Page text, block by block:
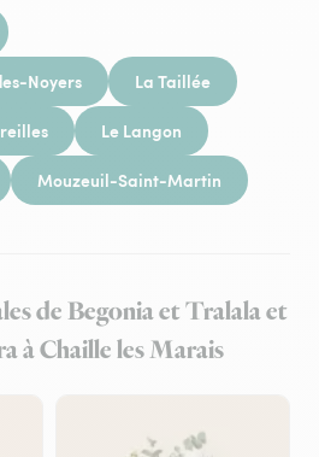
Noyers La Taillée
Le Langon
Mouzeuil-Saint-Martin
de Begonia et Tralala et
à Chaille les Marais